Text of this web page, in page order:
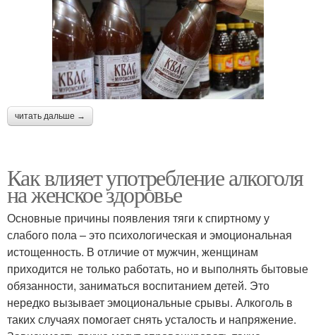
читать дальше →
Как влияет употребление алкоголя
на женское здоровье
Основные причины появления тяги к спиртному у
слабого пола – это психологическая и эмоциональная
истощенность. В отличие от мужчин, женщинам
приходится не только работать, но и выполнять бытовые
обязанности, заниматься воспитанием детей. Это
нередко вызывает эмоциональные срывы. Алкоголь в
таких случаях помогает снять усталость и напряжение.